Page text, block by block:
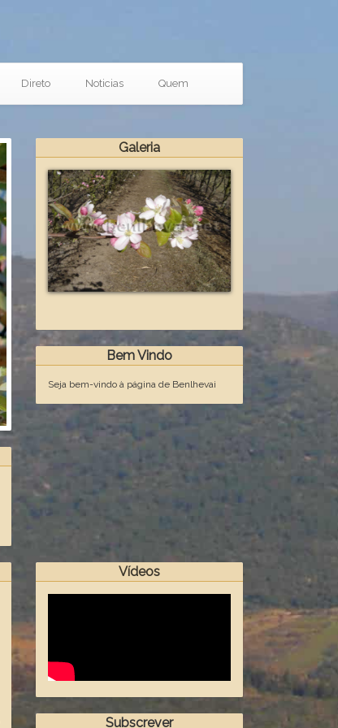
Direto Noticias Quem
Galeria
Bem Vindo
Seja bem-vindo à página de Benlhevai
Vídeos
Subscrever